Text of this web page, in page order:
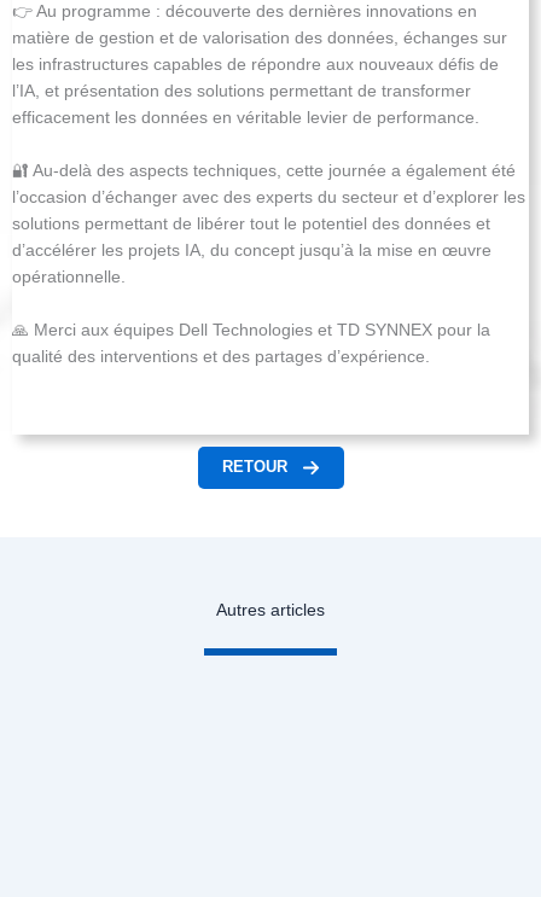
👉 Au programme : découverte des dernières innovations en
matière de gestion et de valorisation des données, échanges sur
les infrastructures capables de répondre aux nouveaux défis de
l’IA, et présentation des solutions permettant de transformer
efficacement les données en véritable levier de performance.
🔐 Au-delà des aspects techniques, cette journée a également été
l’occasion d’échanger avec des experts du secteur et d’explorer les
solutions permettant de libérer tout le potentiel des données et
d’accélérer les projets IA, du concept jusqu’à la mise en œuvre
opérationnelle.
🙏 Merci aux équipes Dell Technologies et TD SYNNEX pour la
qualité des interventions et des partages d’expérience.
RETOUR
Autres articles